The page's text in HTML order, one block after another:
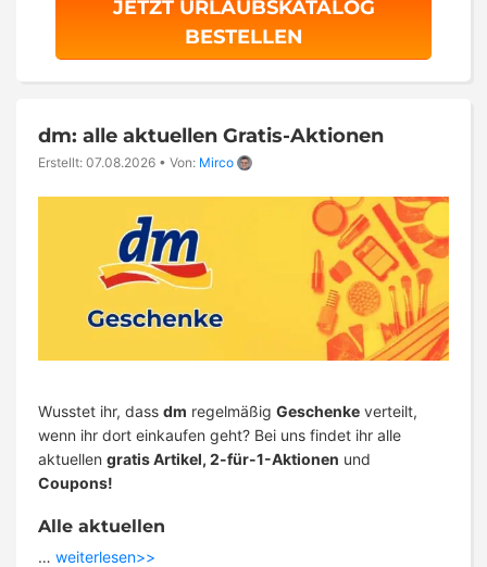
JETZT URLAUBSKATALOG
BESTELLEN
dm: alle aktuellen Gratis-Aktionen
Erstellt: 07.08.2026 • Von: Mirco
Wusstet ihr, dass dm regelmäßig Geschenke verteilt,
wenn ihr dort einkaufen geht? Bei uns findet ihr alle
aktuellen gratis Artikel, 2-für-1-Aktionen und
Coupons!
Alle aktuellen
… weiterlesen>>